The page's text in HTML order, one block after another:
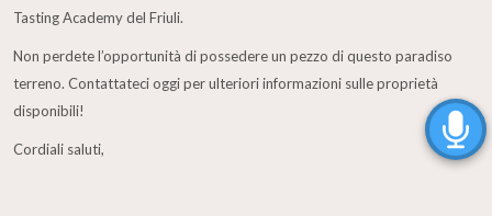
Tasting Academy del Friuli.
Non perdete l’opportunità di possedere un pezzo di questo paradiso
terreno. Contattateci oggi per ulteriori informazioni sulle proprietà
disponibili!
Cordiali saluti,